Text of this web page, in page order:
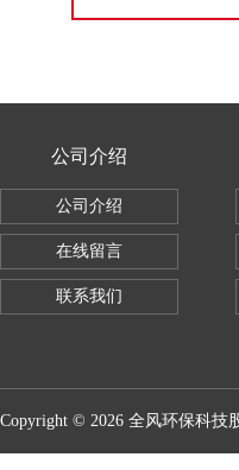
公司介绍
公司介绍
在线留言
联系我们
Copyright © 2026 全风环保科技